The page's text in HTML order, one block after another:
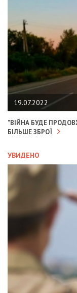
19.07.2022
"ВІЙНА БУДЕ
БІЛЬШЕ ЗБРОЇ
УВИДЕНО